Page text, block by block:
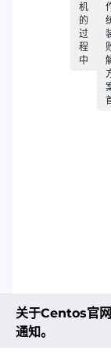
机
的
过
程
中
关于Centos官
通知。